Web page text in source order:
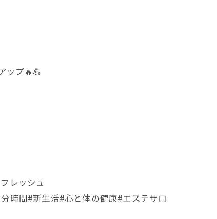
ップ🔥💪
レッシュ
時間#新生活#心と体の健康#エステサロ